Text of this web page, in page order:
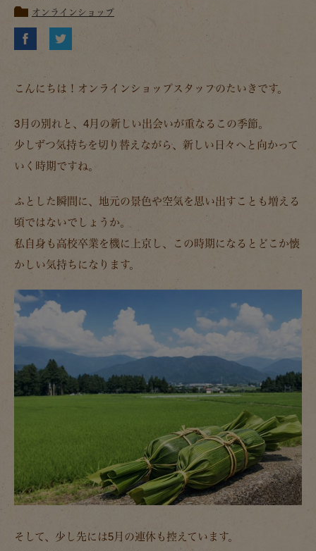
オンラインショップ
こんにちは！オンラインショップスタッフのたいきです。
3月の別れと、4月の新しい出会いが重なるこの季節。
少しずつ気持ちを切り替えながら、新しい日々へと向かって
いく時期ですね。
ふとした瞬間に、地元の景色や空気を思い出すことも増える
頃ではないでしょうか。
私自身も高校卒業を機に上京し、この時期になるとどこか懐
かしい気持ちになります。
そして、少し先には5月の連休も控えています。